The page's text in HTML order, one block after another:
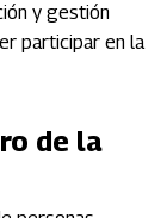
y gestión
participar en la
de la